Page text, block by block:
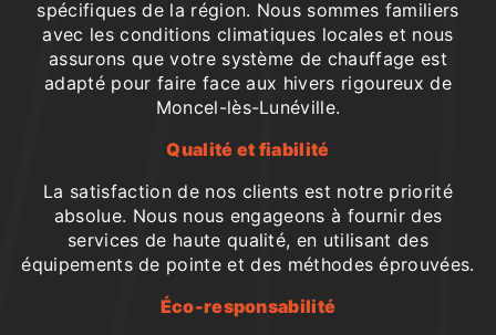
spécifiques de la région. Nous sommes familiers
avec les conditions climatiques locales et nous
assurons que votre système de chauffage est
adapté pour faire face aux hivers rigoureux de
Moncel-lès-Lunéville.
Qualité et fiabilité
La satisfaction de nos clients est notre priorité
absolue. Nous nous engageons à fournir des
services de haute qualité, en utilisant des
équipements de pointe et des méthodes éprouvées.
Éco-responsabilité